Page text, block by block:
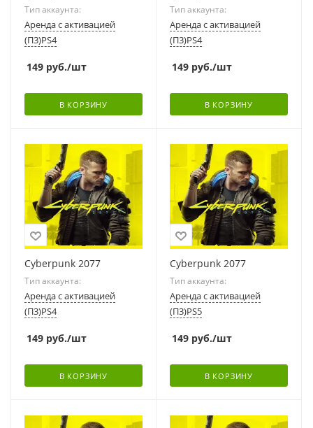
Тип аккаунта:
Аренда с активацией
(П3)PS4
149 руб./шт
В КОРЗИНУ
Тип аккаунта:
Аренда с активацией
(П3)PS4
149 руб./шт
В КОРЗИНУ
Cyberpunk 2077
Тип аккаунта:
Аренда с активацией
(П3)PS4
149 руб./шт
В КОРЗИНУ
Cyberpunk 2077
Тип аккаунта:
Аренда с активацией
(П3)PS5
149 руб./шт
В КОРЗИНУ